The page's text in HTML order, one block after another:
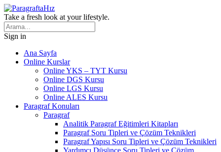
Take a fresh look at your lifestyle.
Sign in
Ana Sayfa
Online Kurslar
Online YKS – TYT Kursu
Online DGS Kursu
Online LGS Kursu
Online ALES Kursu
Paragraf Konuları
Paragraf
Analitik Paragraf Eğitimleri Kitapları
Paragraf Soru Tipleri ve Çözüm Teknikleri
Paragraf Yapısı Soru Tipleri ve Çözüm Teknikleri
Yardımcı Düşünce Soru Tipleri ve Çözüm